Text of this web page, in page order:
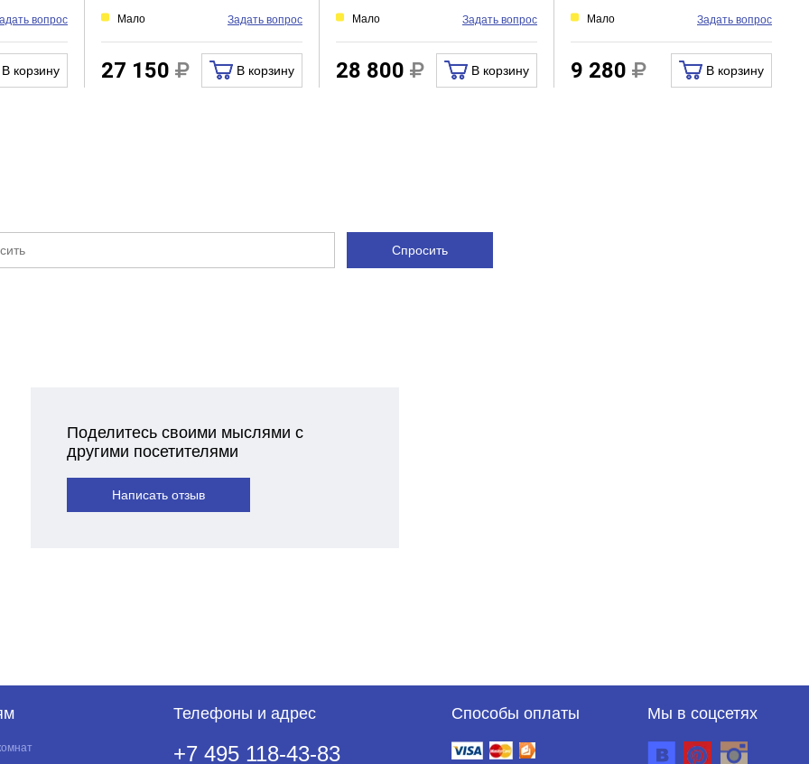
Нет
вопрос
В корзину
Мало Задать вопрос
27 150 В корзину
Мало Задать вопрос
28 800 В корзину
Мало Задать вопрос
9 280 В корзину
Спросить
Поделитесь своими мыслями с
другими посетителями
Написать отзыв
Телефоны и адрес
+7 495 118-43-83
Способы оплаты Мы в соцсетях